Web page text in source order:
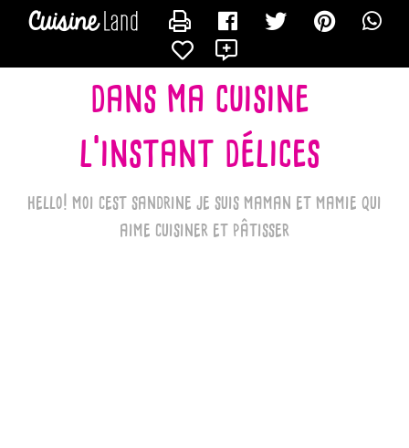
dans ma cuisine
l'instant délices
hello! moi cest sandrine je suis maman et mamie qui
aime cuisiner et pâtisser
CONTACTER LES_RECETTES_DE_SANDRINE_BK